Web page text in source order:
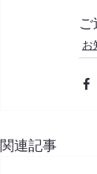
お
関連記事